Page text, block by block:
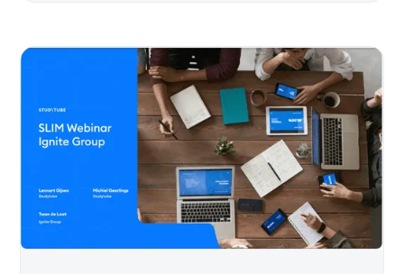
Stoer (Studytube) deelden praktische inzichten en
Ciphix’ bewezen aanpak, waarbij de ‘10% regel’
centraal staat. Ontdek in dit webinar-verslag hoe
je leren slim en gefaseerd oppakt en ontwikkeling
niet alleen toegankelijk, maar ook direct waardevol
maakt voor je organisatie.